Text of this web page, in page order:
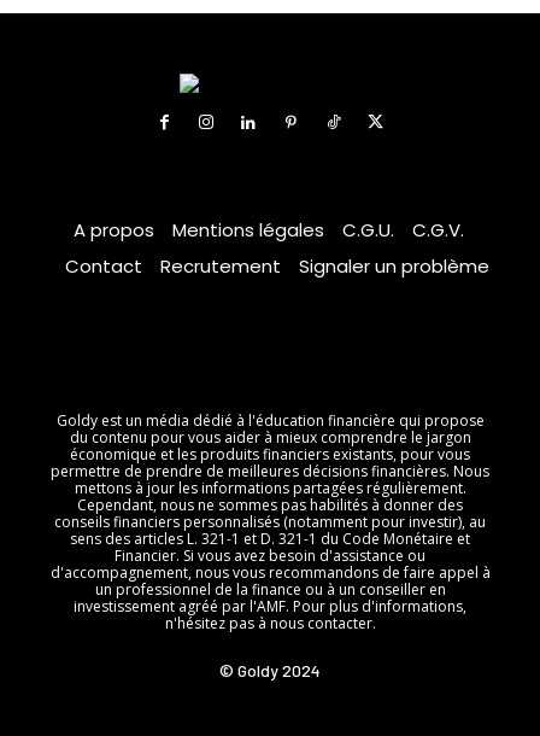
A propos Mentions légales C.G.U.
C.G.V.
Contact
Recrutement Signaler un problème
Goldy est un média dédié à l'éducation financière qui propose
du contenu pour vous aider à mieux comprendre le jargon
économique et les produits financiers existants, pour vous
permettre de prendre de meilleures décisions financières. Nous
mettons à jour les informations partagées régulièrement.
Cependant, nous ne sommes pas habilités à donner des
conseils financiers personnalisés (notamment pour investir), au
sens des articles L. 321-1 et D. 321-1 du Code Monétaire et
Financier. Si vous avez besoin d'assistance ou
d'accompagnement, nous vous recommandons de faire appel à
un professionnel de la finance ou à un conseiller en
investissement agréé par l'AMF. Pour plus d'informations,
n'hésitez pas à nous contacter.
© Goldy 2024